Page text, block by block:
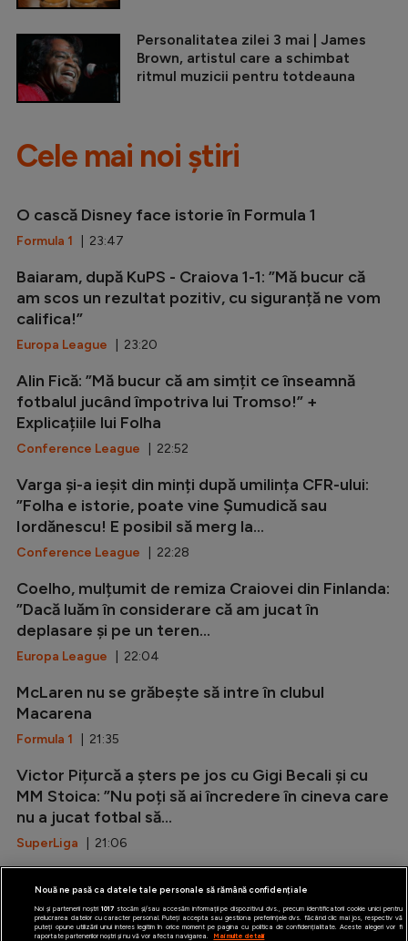
Personalitatea zilei 3 mai | James
Brown, artistul care a schimbat
ritmul muzicii pentru totdeauna
Cele mai noi știri
O cască Disney face istorie în Formula 1
Formula 1 | 23:47
Baiaram, după KuPS - Craiova 1-1: ”Mă bucur că
am scos un rezultat pozitiv, cu siguranță ne vom
califica!”
Europa League | 23:20
Alin Fică: ”Mă bucur că am simțit ce înseamnă
fotbalul jucând împotriva lui Tromso!” +
Explicațiile lui Folha
Conference League | 22:52
Varga și-a ieșit din minți după umilința CFR-ului:
”Folha e istorie, poate vine Șumudică sau
Iordănescu! E posibil să merg la...
Conference League | 22:28
Coelho, mulțumit de remiza Craiovei din Finlanda:
”Dacă luăm în considerare că am jucat în
deplasare și pe un teren...
Europa League | 22:04
McLaren nu se grăbește să intre în clubul
Macarena
Formula 1 | 21:35
Victor Pițurcă a șters pe jos cu Gigi Becali și cu
MM Stoica: ”Nu poți să ai încredere în cineva care
nu a jucat fotbal să...
SuperLiga | 21:06
LaLiga| 20:37
Nouă ne pasă ca datele tale personale să rămână confidențiale
Noi și partenerii noștri 1017stocăm și/sau accesăm informații pe dispozitivul dvs., precum identificatorii cookie unici pentru
prelucrarea datelor cu caracter personal. Puteți accepta sau gestiona preferințele dvs. făcând clic mai jos, respectiv vă
puteți opune utilizării unui interes legitim în orice moment pe pagina cu politica de confidențialitate. Aceste alegeri vor fi
raportate partenerilor noștri și nu vă vor afecta navigarea.
Mai multe detalii